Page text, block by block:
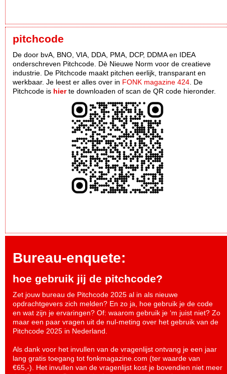
pitchcode
De door bvA, BNO, VIA, DDA, PMA, DCP, DDMA en IDEA
onderschreven Pitchcode. Dè Nieuwe Norm voor de creatieve
industrie. De Pitchcode maakt pitchen eerlijk, transparant en
werkbaar. Je leest er alles over in FONK magazine 424 . De
Pitchcode is hierte downloaden of scan de QR code hieronder.
Bureau-enquete:
hoe gebruik jij de pitchcode?
Zet jouw bureau de Pitchcode 2025 al in als nieuwe
opdrachtgevers zich melden? En zo ja, hoe gebruik je de code
en wat zijn je ervaringen? Of: waarom gebruik je ‘m juist niet? Zo
maar een paar vragen uit de nul-meting over het gebruik van de
Pitchcode 2025 in Nederland.
Als dank voor het invullen van de vragenlijst ontvang je een jaar
lang gratis toegang tot fonkmagazine.com (ter waarde van
€65,-). Het invullen van de vragenlijst kost je bovendien niet meer